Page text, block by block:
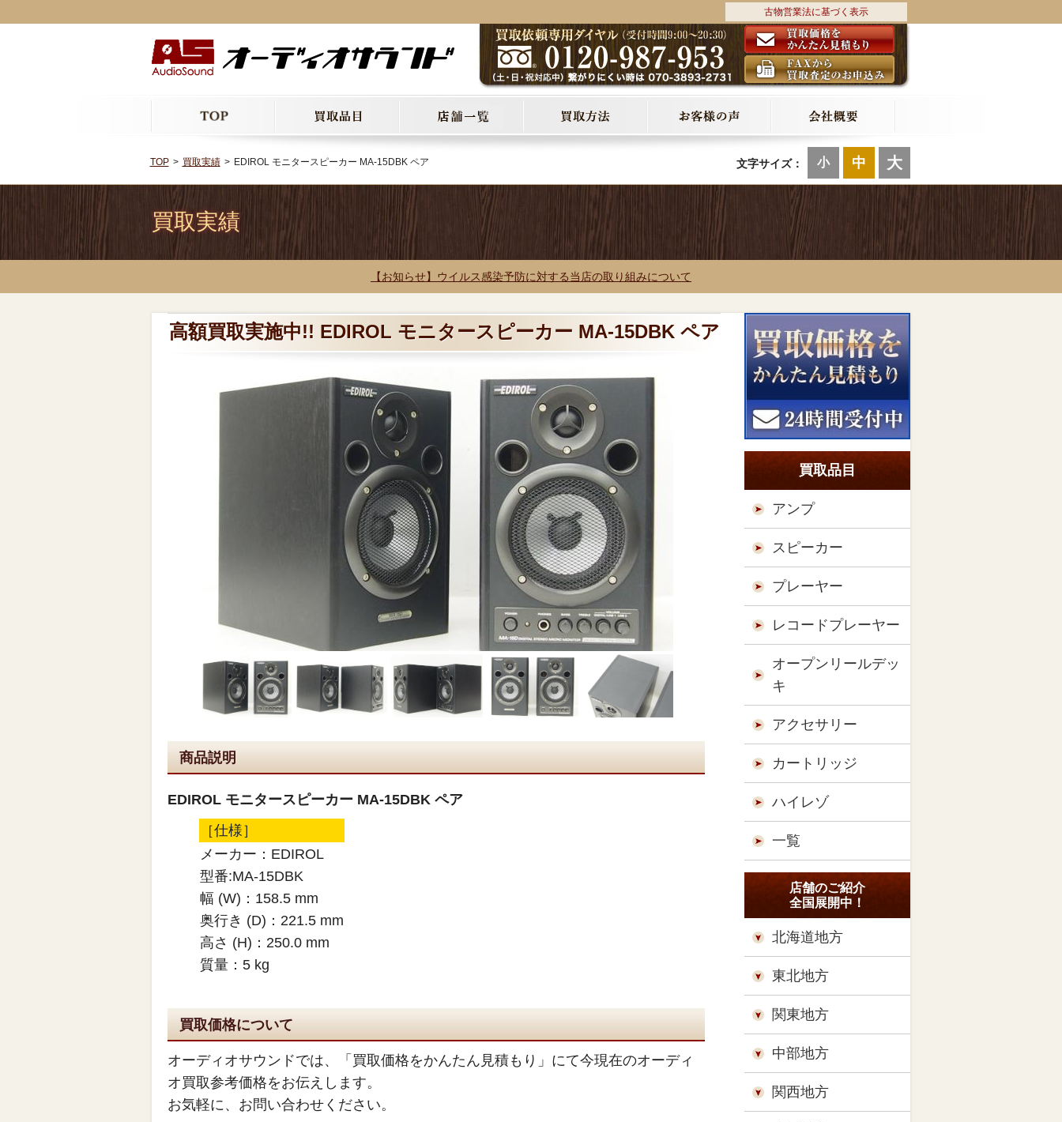
古物営業法に基づく表示
文字サイズ： 小 中 大
TOP 買取実績 EDIROL モニタースピーカー MA-15DBK ペア
買取実績
【お知らせ】ウイルス感染予防に対する当店の取り組みについて
高額買取実施中!! EDIROL モニタースピーカー MA-15DBK ペア
商品説明
EDIROL モニタースピーカー MA-15DBK ペア
［仕様］
メーカー：EDIROL
型番:MA-15DBK
幅 (W)：158.5 mm
奥行き (D)：221.5 mm
高さ (H)：250.0 mm
質量：5 kg
買取価格について
オーディオサウンドでは、「買取価格をかんたん見積もり」にて今現在のオーディ
オ買取参考価格をお伝えします。
お気軽に、お問い合わせください。
買取品目
アンプ
スピーカー
プレーヤー
レコードプレーヤー
オープンリールデッ
キ
アクセサリー
カートリッジ
ハイレゾ
一覧
店舗のご紹介
全国展開中！
北海道地方
東北地方
関東地方
中部地方
関西地方